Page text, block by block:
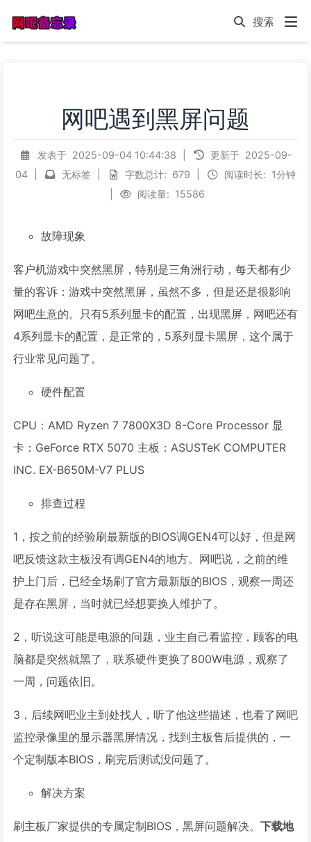
网吧遇到黑屏问题
发表于 2025-09-04 10:44:38 更新于 2025-09-
04
无标签 字数总计: 679 阅读时长: 1分钟
阅读量: 15586
故障现象
客户机游戏中突然黑屏，特别是三角洲行动，每天都有少
量的客诉：游戏中突然黑屏，虽然不多，但是还是很影响
网吧生意的。只有5系列显卡的配置，出现黑屏，网吧还有
4系列显卡的配置，是正常的，5系列显卡黑屏，这个属于
行业常见问题了。
硬件配置
CPU：AMD Ryzen 7 7800X3D 8-Core Processor 显
卡：GeForce RTX 5070 主板：ASUSTeK COMPUTER
INC. EX-B650M-V7 PLUS
排查过程
1，按之前的经验刷最新版的BIOS调GEN4可以好，但是网
吧反馈这款主板没有调GEN4的地方。网吧说，之前的维
护上门后，已经全场刷了官方最新版的BIOS，观察一周还
是存在黑屏，当时就已经想要换人维护了。
2，听说这可能是电源的问题，业主自己看监控，顾客的电
脑都是突然就黑了，联系硬件更换了800W电源，观察了
一周，问题依旧。
3，后续网吧业主到处找人，听了他这些描述，也看了网吧
监控录像里的显示器黑屏情况，找到主板售后提供的，一
个定制版本BIOS，刷完后测试没问题了。
解决方案
刷主板厂家提供的专属定制BIOS，黑屏问题解决。 下载地